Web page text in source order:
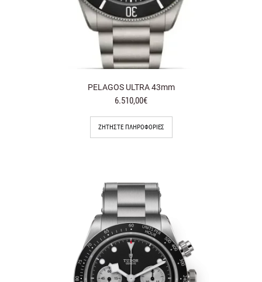
PELAGOS ULTRA 43mm
6.510,00€
ΖΗΤΉΣΤΕ ΠΛΗΡΟΦΟΡΊΕΣ